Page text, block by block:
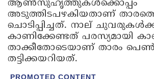
ആൺസുഹൃത്തുകൾക്കൊപ്പം
അടുത്തിടപഴകിയതാണ്
ചൊടിപ്പിച്ചത്. നാല്
കാണിക്കേണ്ടത് പരസ്യമായി
താക്കീതോടെയാണ് താരം
തട്ടിക്കയറിയത്.